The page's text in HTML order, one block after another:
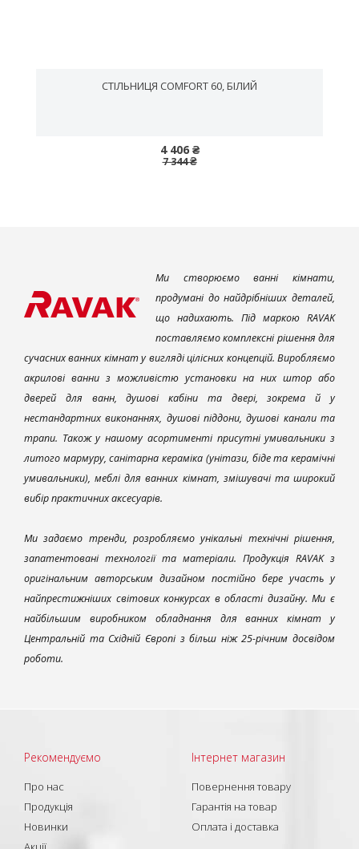
СТІЛЬНИЦЯ COMFORT 60, БІЛИЙ
4 406 ₴
7 344 ₴
Ми створюємо ванні кімнати,
продумані до найдрібніших деталей,
що надихають. Під маркою RAVAK
поставляємо комплексні рішення для
сучасних ванних кімнат у вигляді цілісних концепцій. Виробляємо
акрилові ванни з можливістю установки на них штор або
дверей для ванн, душові кабіни та двері, зокрема й у
нестандартних виконаннях, душові піддони, душові канали та
трапи. Також у нашому асортименті присутні умивальники з
литого мармуру, санітарна кераміка (унітази, біде та керамічні
умивальники), меблі для ванних кімнат, змішувачі та широкий
вибір практичних аксесуарів.
Ми задаємо тренди, розробляємо унікальні технічні рішення,
запатентовані технології та матеріали. Продукція RAVAK з
оригінальним авторським дизайном постійно бере участь у
найпрестижніших світових конкурсах в області дизайну. Ми є
найбільшим виробником обладнання для ванних кімнат у
Центральній та Східній Європі з більш ніж 25-річним досвідом
роботи.
Рекомендуємо
Про нас
Продукція
Новинки
Інтернет магазин
Повернення товару
Гарантія на товар
Оплата і доставка